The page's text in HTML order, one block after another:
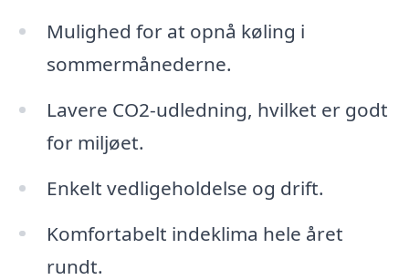
Mulighed for at opnå køling i
sommermånederne.
Lavere CO2-udledning, hvilket er godt
for miljøet.
Enkelt vedligeholdelse og drift.
Komfortabelt indeklima hele året
rundt.